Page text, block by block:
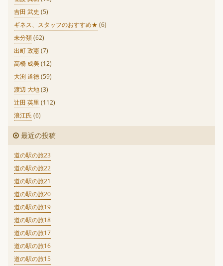
吉田 武史 (5)
ギネス、スタッフのおすすめ★ (6)
未分類(62)
出町 政憲(7)
高橋 成美(12)
大渕 道徳(59)
渡辺 大地(3)
辻田 英里 (112)
浪江氏 (6)
最近の投稿
道の駅の旅23
道の駅の旅22
道の駅の旅21
道の駅の旅20
道の駅の旅19
道の駅の旅18
道の駅の旅17
道の駅の旅16
道の駅の旅15